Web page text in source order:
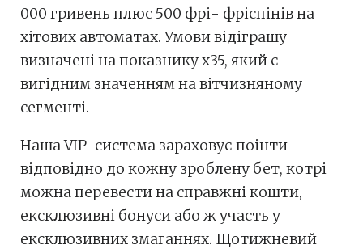
000 гривень плюс 500 фрі- фріспінів на
хітових автоматах. Умови відіграшу
визначені на показнику x35, який є
вигідним значенням на вітчизняному
сегменті.
Наша VIP-система зараховує поінти
відповідно до кожну зроблену бет, котрі
можна перевести на справжні кошти,
ексклюзивні бонуси або ж участь у
ексклюзивних змаганнях. Щотижневий